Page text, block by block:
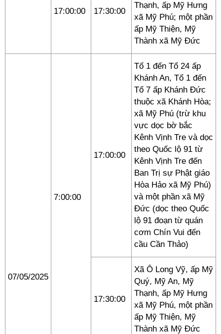
17:00:00 17:30:00
Thạnh, ấp Mỹ Hưng
xã Mỹ Phú; một phần
ấp Mỹ Thiện, Mỹ
Thành xã Mỹ Đức
07/05/2025
7:00:00
17:00:00
Tổ 1 đến Tổ 24 ấp
Khánh An, Tổ 1 đến
Tổ 7 ấp Khánh Đức
thuộc xã Khánh Hòa;
xã Mỹ Phú (trừ khu
vực dọc bờ bắc
Kênh Vịnh Tre và dọc
theo Quốc lộ 91 từ
Kênh Vịnh Tre đến
Ban Trị sự Phật giáo
Hòa Hảo xã Mỹ Phú)
và một phần xã Mỹ
Đức (dọc theo Quốc
lộ 91 đoạn từ quán
cơm Chín Vui đến
cầu Cần Thảo)
17:30:00
Xã Ô Long Vỹ, ấp Mỹ
Quý, Mỹ An, Mỹ
Thạnh, ấp Mỹ Hưng
xã Mỹ Phú, một phần
ấp Mỹ Thiện, Mỹ
Thành xã Mỹ Đức